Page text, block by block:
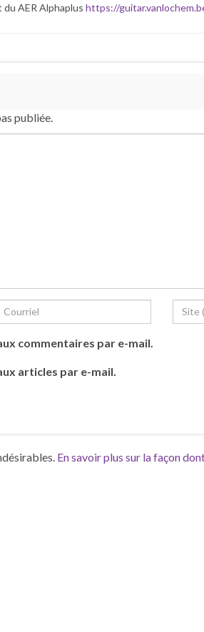
AER Alphaplus https://
publiée.
commentaires par e-mail.
articles par e-mail.
En savoir plus sur la façon